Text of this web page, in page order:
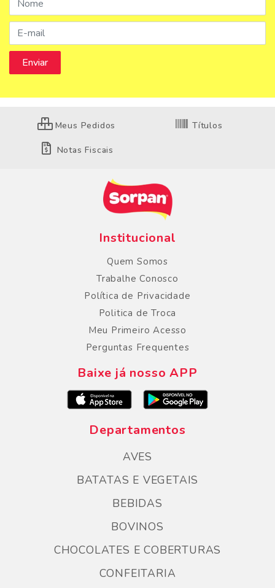
Meus Pedidos Títulos
Notas Fiscais
Institucional
Quem Somos
Trabalhe Conosco
Política de Privacidade
Politica de Troca
Meu Primeiro Acesso
Perguntas Frequentes
Baixe já nosso APP
Departamentos
AVES
BATATAS E VEGETAIS
BEBIDAS
BOVINOS
CHOCOLATES E COBERTURAS
CONFEITARIA